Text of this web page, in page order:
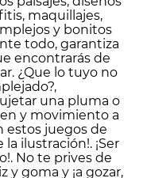
maquillajes,
y bonitos
todo, garantiza
encontrarás de
¿Que lo tuyo no
una pluma o
y movimiento a
estos juegos de
ilustración!. ¡Ser
No te prives de
y goma y ¡a gozar,